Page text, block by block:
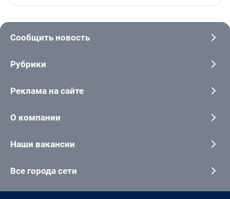
Сообщить новость
Рубрики
Реклама на сайте
О компании
Наши вакансии
Все города сети